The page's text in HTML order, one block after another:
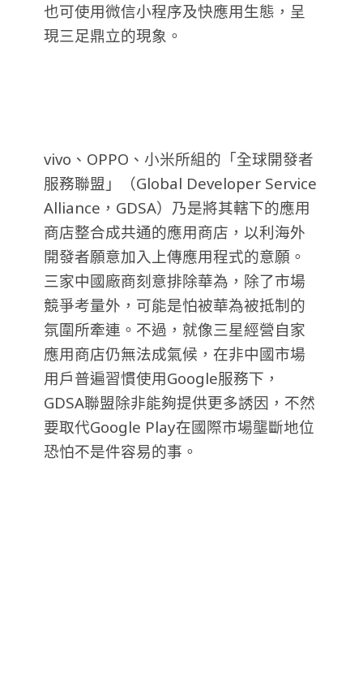
也可使用微信小程序及快應用生態，呈
現三足鼎立的現象。
vivo、OPPO、小米所組的「全球開發者
服務聯盟」（Global Developer Service
Alliance，GDSA）乃是將其轄下的應用
商店整合成共通的應用商店，以利海外
開發者願意加入上傳應用程式的意願。
三家中國廠商刻意排除華為，除了市場
競爭考量外，可能是怕被華為被抵制的
氛圍所牽連。不過，就像三星經營自家
應用商店仍無法成氣候，在非中國市場
用戶普遍習慣使用Google服務下，
GDSA聯盟除非能夠提供更多誘因，不然
要取代Google Play在國際市場壟斷地位
恐怕不是件容易的事。